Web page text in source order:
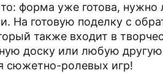
форма уже готова,
На готовую поделку с
также входит в
доску или любую
сюжетно-ролевых игр!